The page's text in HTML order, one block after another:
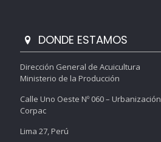
DONDE ESTAMOS
Dirección General de Acuicultura
Ministerio de la Producción
Calle Uno Oeste Nº 060 – Urbanización
Corpac
Lima 27, Perú